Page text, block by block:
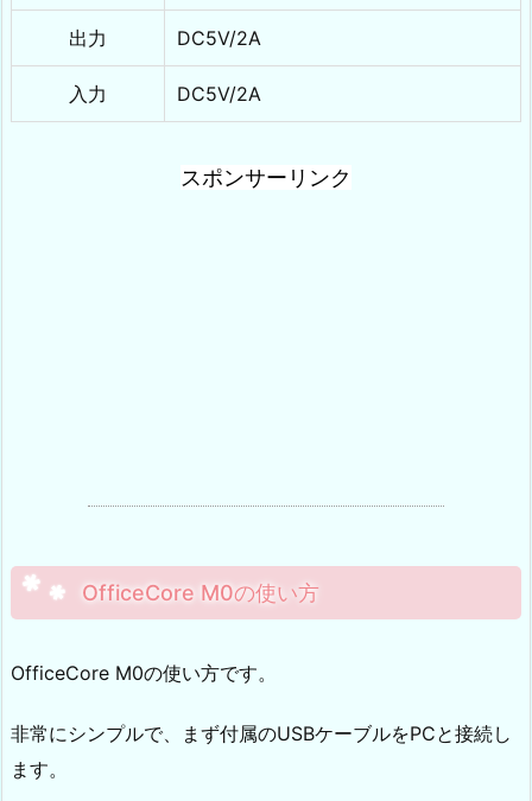
出力 DC5V/2A
入力 DC5V/2A
スポンサーリンク
OfficeCore M0の使い方
OfficeCore M0の使い方です。
非常にシンプルで、まず付属のUSBケーブルをPCと接続し
ます。